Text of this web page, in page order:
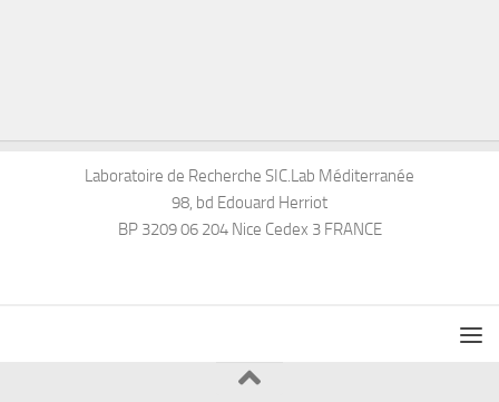
Laboratoire de Recherche SIC.Lab Méditerranée
98, bd Edouard Herriot
BP 3209 06 204 Nice Cedex 3 FRANCE